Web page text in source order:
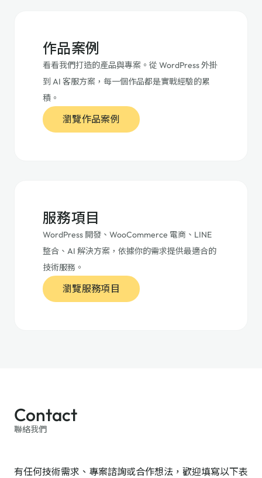
作品案例
看看我們打造的產品與專案。從 WordPress 外掛
到 AI 客服方案，每一個作品都是實戰經驗的累
積。
瀏覽作品案例
服務項目
WordPress 開發、WooCommerce 電商、LINE
整合、AI 解決方案，依據你的需求提供最適合的
技術服務。
瀏覽服務項目
Contact
聯絡我們
有任何技術需求、專案諮詢或合作想法，歡迎填寫以下表